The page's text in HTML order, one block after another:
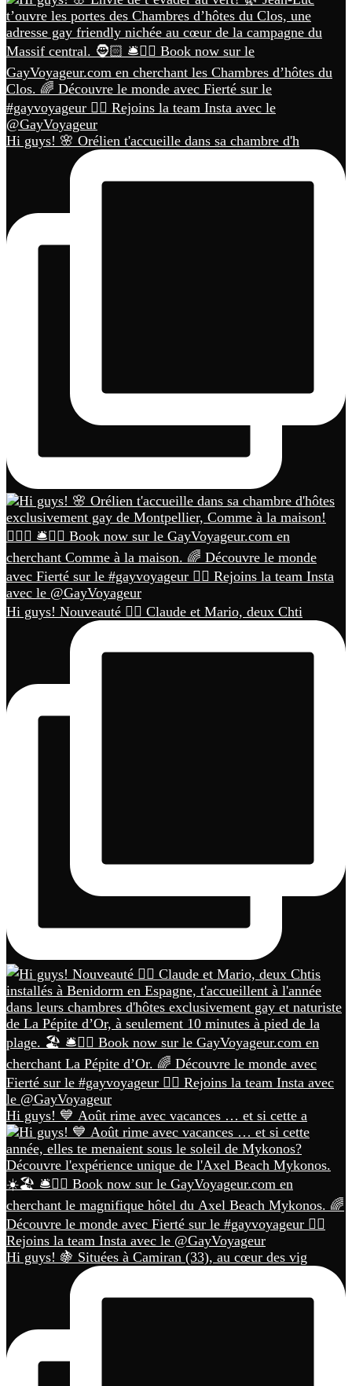
Hi guys! 🌸 Orélien t'accueille dans sa chambre d'h
Hi guys! Nouveauté 🏳️‍🌈 Claude et Mario, deux Chti
Hi guys! 💙 Août rime avec vacances … et si cette a
Hi guys! 🍇 Situées à Camiran (33), au cœur des vig